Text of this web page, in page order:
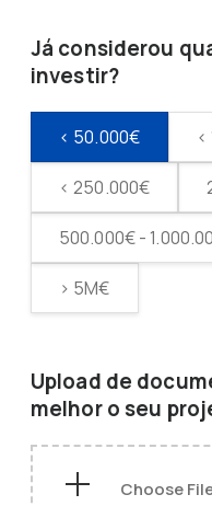
Já considerou
investir?
< 50.000€
< 250.000€
500.000€ -
> 5M€
Upload de
melhor o seu